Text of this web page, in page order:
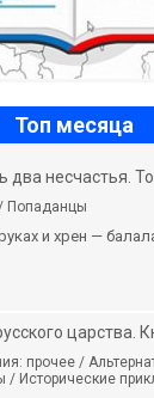
Топ месяца
два несчастья.
Попаданцы
и хрен —
царства.
прочее /
/ Исторические